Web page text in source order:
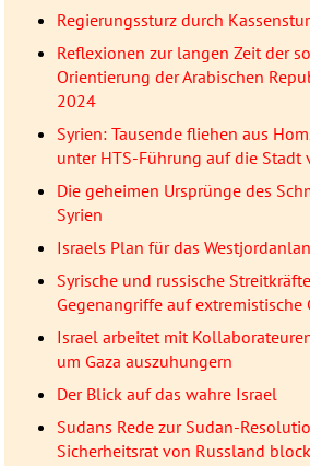
Regierungssturz durch
Reflexionen zur langen Zeit der
Orientierung der Arabischen
2024
Syrien: Tausende fliehen aus
unter HTS-Führung auf die Stadt
Die geheimen Ursprünge des
Syrien
Israels Plan für das
Syrische und russische
Gegenangriffe auf extremistische
Israel arbeitet mit
um Gaza auszuhungern
Der Blick auf das wahre Israel
Sudans Rede zur Sudan-
Sicherheitsrat von Russland